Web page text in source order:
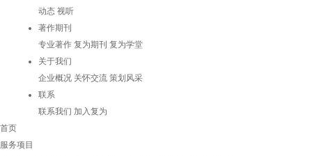
动态 视听
著作期刊
专业著作 复为期刊 复为学堂
关于我们
企业概况 关怀交流 策划风采
联系
联系我们 加入复为
首页
服务项目